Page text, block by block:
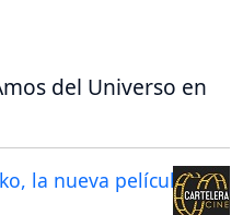
del Universo en